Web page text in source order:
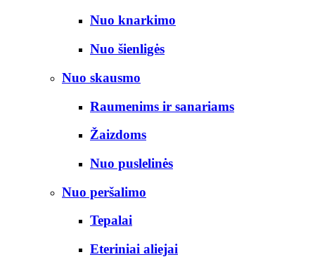
Nuo knarkimo
Nuo šienligės
Nuo skausmo
Raumenims ir sanariams
Žaizdoms
Nuo puslelinės
Nuo peršalimo
Tepalai
Eteriniai aliejai